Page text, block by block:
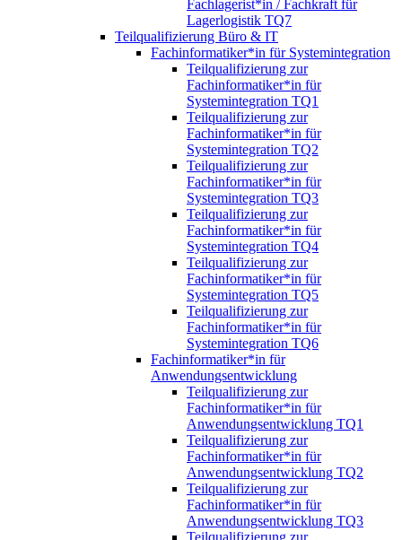
Fachlagerist*in / Fachkraft für
Lagerlogistik TQ7
Teilqualifizierung Büro & IT
Fachinformatiker*in für Systemintegration
Teilqualifizierung zur
Fachinformatiker*in für
Systemintegration TQ1
Teilqualifizierung zur
Fachinformatiker*in für
Systemintegration TQ2
Teilqualifizierung zur
Fachinformatiker*in für
Systemintegration TQ3
Teilqualifizierung zur
Fachinformatiker*in für
Systemintegration TQ4
Teilqualifizierung zur
Fachinformatiker*in für
Systemintegration TQ5
Teilqualifizierung zur
Fachinformatiker*in für
Systemintegration TQ6
Fachinformatiker*in für
Anwendungsentwicklung
Teilqualifizierung zur
Fachinformatiker*in für
Anwendungsentwicklung TQ1
Teilqualifizierung zur
Fachinformatiker*in für
Anwendungsentwicklung TQ2
Teilqualifizierung zur
Fachinformatiker*in für
Anwendungsentwicklung TQ3
Teilqualifizierung zur